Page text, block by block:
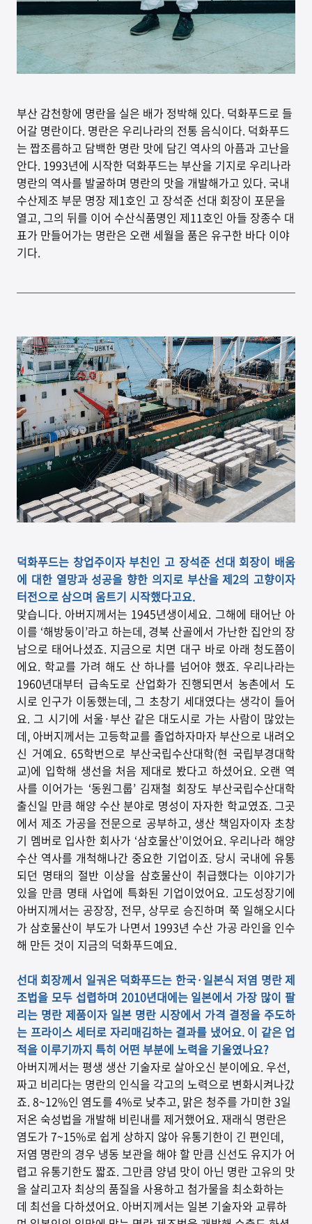
부산 감천항에 명란을 실은 배가 정박해 있다. 덕화푸드로 들
어갈 명란이다. 명란은 우리나라의 전통 음식이다. 덕화푸드
는 짭조름하고 담백한 명란 맛에 담긴 역사의 아픔과 고난을
안다. 1993년에 시작한 덕화푸드는 부산을 기지로 우리나라
명란의 역사를 발굴하며 명란의 맛을 개발해가고 있다. 국내
수산제조 부문 명장 제1호인 고 장석준 선대 회장이 포문을
열고, 그의 뒤를 이어 수산식품명인 제11호인 아들 장종수 대
표가 만들어가는 명란은 오랜 세월을 품은 유구한 바다 이야
기다.
덕화푸드는 창업주이자 부친인 고 장석준 선대 회장이 배움
에 대한 열망과 성공을 향한 의지로 부산을 제2의 고향이자
터전으로 삼으며 움트기 시작했다고요.
맞습니다. 아버지께서는 1945년생이세요. 그해에 태어난 아
이를 ‘해방둥이’라고 하는데, 경북 산골에서 가난한 집안의 장
남으로 태어나셨죠. 지금으로 치면 대구 바로 아래 청도쯤이
에요. 학교를 가려 해도 산 하나를 넘어야 했죠. 우리나라는
1960년대부터 급속도로 산업화가 진행되면서 농촌에서 도
시로 인구가 이동했는데, 그 초창기 세대였다는 생각이 들어
요. 그 시기에 서울·부산 같은 대도시로 가는 사람이 많았는
데, 아버지께서는 고등학교를 졸업하자마자 부산으로 내려오
신 거예요. 65학번으로 부산국립수산대학(현 국립부경대학
교)에 입학해 생선을 처음 제대로 봤다고 하셨어요. 오랜 역
사를 이어가는 ‘동원그룹’ 김재철 회장도 부산국립수산대학
출신일 만큼 해양 수산 분야로 명성이 자자한 학교였죠. 그곳
에서 제조 가공을 전문으로 공부하고, 생산 책임자이자 초창
기 멤버로 입사한 회사가 ‘삼호물산’이었어요. 우리나라 해양
수산 역사를 개척해나간 중요한 기업이죠. 당시 국내에 유통
되던 명태의 절반 이상을 삼호물산이 취급했다는 이야기가
있을 만큼 명태 사업에 특화된 기업이었어요. 고도성장기에
아버지께서는 공장장, 전무, 상무로 승진하며 쭉 일해오시다
가 삼호물산이 부도가 나면서 1993년 수산 가공 라인을 인수
해 만든 것이 지금의 덕화푸드예요.
선대 회장께서 일궈온 덕화푸드는 한국·일본식 저염 명란 제
조법을 모두 섭렵하며 2010년대에는 일본에서 가장 많이 팔
리는 명란 제품이자 일본 명란 시장에서 가격 결정을 주도하
는 프라이스 세터로 자리매김하는 결과를 냈어요. 이 같은 업
적을 이루기까지 특히 어떤 부분에 노력을 기울였나요?
아버지께서는 평생 생산 기술자로 살아오신 분이에요. 우선,
짜고 비리다는 명란의 인식을 각고의 노력으로 변화시켜나갔
죠. 8~12%인 염도를 4%로 낮추고, 맑은 청주를 가미한 3일
저온 숙성법을 개발해 비린내를 제거했어요. 재래식 명란은
염도가 7~15%로 쉽게 상하지 않아 유통기한이 긴 편인데,
저염 명란의 경우 냉동 보관을 해야 할 만큼 신선도 유지가 어
렵고 유통기한도 짧죠. 그만큼 양념 맛이 아닌 명란 고유의 맛
을 살리고자 최상의 품질을 사용하고 첨가물을 최소화하는
데 최선을 다하셨어요. 아버지께서는 일본 기술자와 교류하